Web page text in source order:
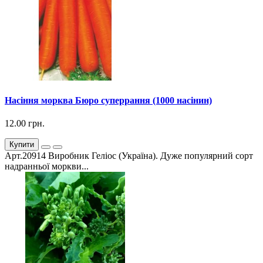
Насіння морква Бюро суперрання (1000 насінин)
12.00 грн.
Купити
Арт.20914 Виробник Геліос (Україна). Дуже популярний сорт
надранньої моркви...